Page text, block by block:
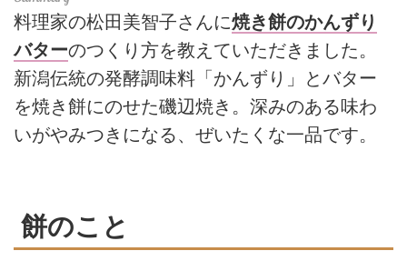
料理家の松田美智子さんに焼き餅のかんずり
バターのつくり方を教えていただきました。
新潟伝統の発酵調味料「かんずり」とバター
を焼き餅にのせた磯辺焼き。深みのある味わ
いがやみつきになる、ぜいたくな一品です。
餅のこと